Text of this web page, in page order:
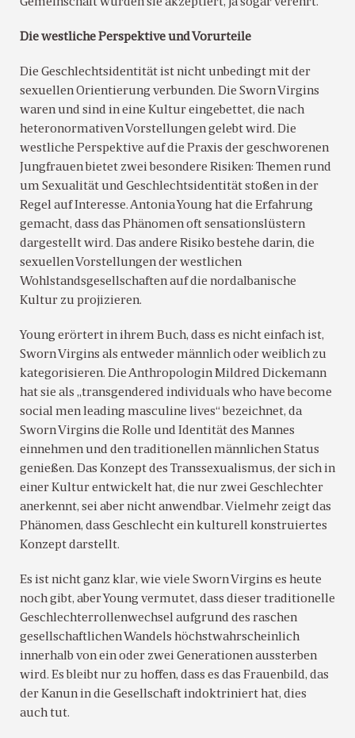
Die westliche Perspektive und Vorurteile
Die Geschlechtsidentität ist nicht unbedingt mit der
sexuellen Orientierung verbunden. Die Sworn Virgins
waren und sind in eine Kultur eingebettet, die nach
heteronormativen Vorstellungen gelebt wird. Die
westliche Perspektive auf die Praxis der geschworenen
Jungfrauen bietet zwei besondere Risiken: Themen rund
um Sexualität und Geschlechtsidentität stoßen in der
Regel auf Interesse. Antonia Young hat die Erfahrung
gemacht, dass das Phänomen oft sensationslüstern
dargestellt wird. Das andere Risiko bestehe darin, die
sexuellen Vorstellungen der westlichen
Wohlstandsgesellschaften auf die nordalbanische
Kultur zu projizieren.
Young erörtert in ihrem Buch, dass es nicht einfach ist,
Sworn Virgins als entweder männlich oder weiblich zu
kategorisieren. Die Anthropologin Mildred Dickemann
hat sie als „transgendered individuals who have become
social men leading masculine lives“ bezeichnet, da
Sworn Virgins die Rolle und Identität des Mannes
einnehmen und den traditionellen männlichen Status
genießen. Das Konzept des Transsexualismus, der sich in
einer Kultur entwickelt hat, die nur zwei Geschlechter
anerkennt, sei aber nicht anwendbar. Vielmehr zeigt das
Phänomen, dass Geschlecht ein kulturell konstruiertes
Konzept darstellt.
Es ist nicht ganz klar, wie viele Sworn Virgins es heute
noch gibt, aber Young vermutet, dass dieser traditionelle
Geschlechterrollenwechsel aufgrund des raschen
gesellschaftlichen Wandels höchstwahrscheinlich
innerhalb von ein oder zwei Generationen aussterben
wird. Es bleibt nur zu hoffen, dass es das Frauenbild, das
der Kanun in die Gesellschaft indoktriniert hat, dies
auch tut.